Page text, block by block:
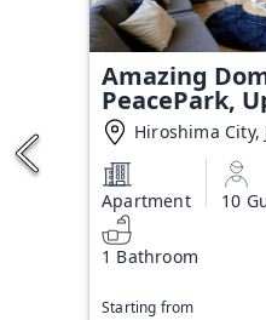
Amazing
PeacePark,
Hiroshima City,
Apartment 10
1 Bathroom
Starting from